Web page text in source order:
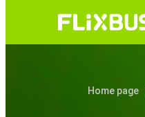
Home page